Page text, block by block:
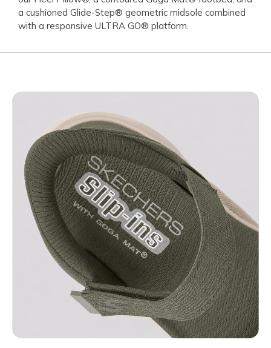
a cushioned Glide-Step® geometric midsole combined
with a responsive ULTRA GO® platform.